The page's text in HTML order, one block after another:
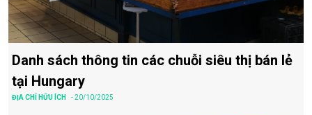
Danh sách thông tin các chuỗi siêu thị bán lẻ
tại Hungary
ĐỊA CHỈ HỮU ÍCH - 20/10/2025